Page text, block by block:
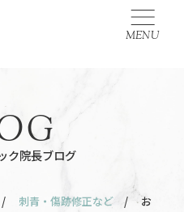
MENU
ク院長ブログ
/ 刺青・傷跡修正など
/ お